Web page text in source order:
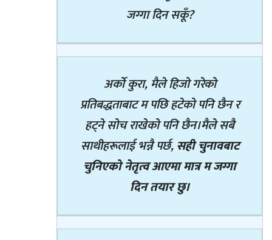
जग्गा दिन सकूँ?
अर्को कुरा, मैले हिजो गरेको
प्रतिबद्धताबाट म पछि हटेको पनि छैन र
हट्ने सोच राखेको पनि छैन।मैले सबै
साथीहरूलाई भन्नै पर्छ, सही चुनावबाट
चुनिएको नेतृत्व आएमा मात्र म जग्गा
दिन तयार छु।